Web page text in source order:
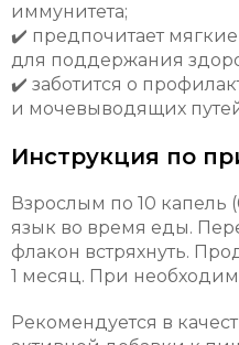
иммунитета;
✔️ предпочитает
для поддержания
✔️ заботится о
и мочевыводящих
Инструкция по
Взрослым по 10 капель
язык во время еды.
флакон встряхнуть.
1 месяц. При
Рекомендуется в